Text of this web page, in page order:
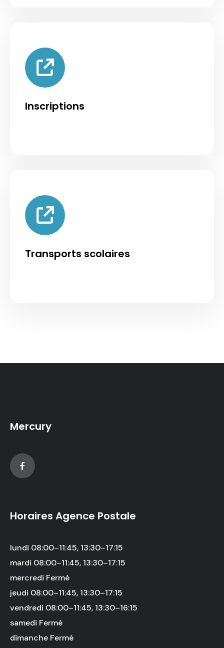
Inscriptions
Transports scolaires
Mercury
Horaires Agence Postale
lundi 08:00–11:45, 13:30–17:15
mardi 08:00–11:45, 13:30–17:15
mercredi Fermé
jeudi 08:00–11:45, 13:30–17:15
vendredi 08:00–11:45, 13:30–16:15
samedi Fermé
dimanche Fermé